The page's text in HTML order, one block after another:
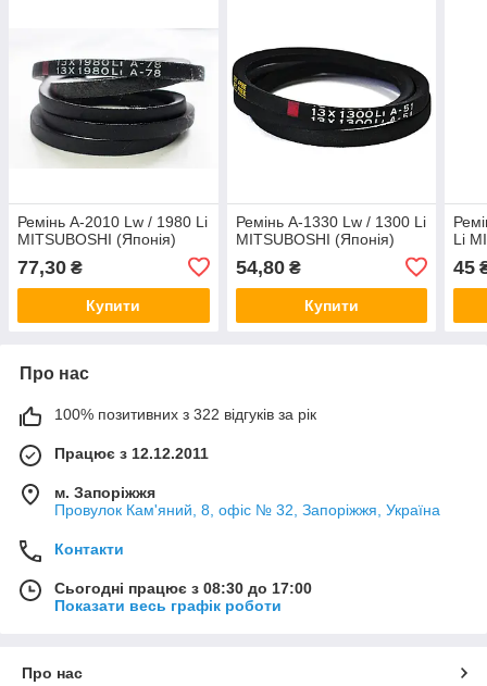
Ремінь А-2010 Lw / 1980 Li
MITSUBOSHI (Японія)
77,30 ₴
Купити
Ремінь А-1330 Lw / 1300 Li
MITSUBOSHI (Японія)
54,80₴
Купити
Li
45
Про нас
100% позитивних з 322 відгуків за рік
Працює з 12.12.2011
м. Запоріжжя
Провулок Кам'яний, 8, офіс № 32, Запоріжжя, Україна
Контакти
Сьогодні працює з 08:30 до 17:00
Показати весь графік роботи
Про нас